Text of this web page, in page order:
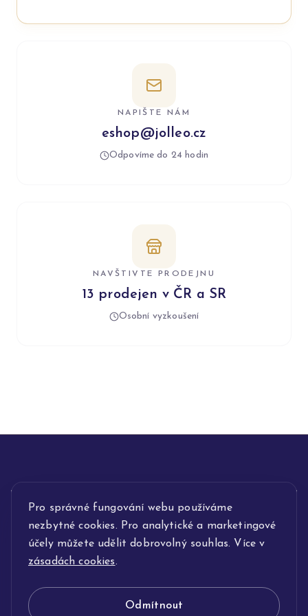
Pro správné fungování webu používáme
nezbytné cookies. Pro analytické a marketingové
účely můžete udělit dobrovolný souhlas. Více v
zásadách cookies.
Odmítnout
NAPIŠTE NÁM
eshop@jolleo.cz
Odpovíme do 24 hodin
NAVŠTIVTE PRODEJNU
13 prodejen v ČR a SR
Osobní vyzkoušení
INFORMACE
POPIS SLUŽEB